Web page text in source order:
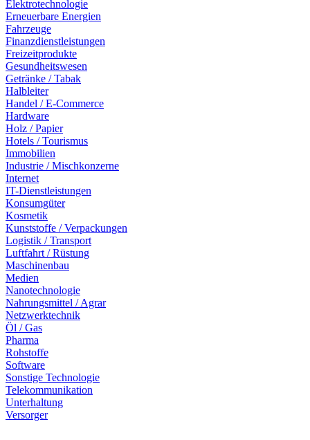
Elektrotechnologie
Erneuerbare Energien
Fahrzeuge
Finanzdienstleistungen
Freizeitprodukte
Gesundheitswesen
Getränke / Tabak
Halbleiter
Handel / E-Commerce
Hardware
Holz / Papier
Hotels / Tourismus
Immobilien
Industrie / Mischkonzerne
Internet
IT-Dienstleistungen
Konsumgüter
Kosmetik
Kunststoffe / Verpackungen
Logistik / Transport
Luftfahrt / Rüstung
Maschinenbau
Medien
Nanotechnologie
Nahrungsmittel / Agrar
Netzwerktechnik
Öl / Gas
Pharma
Rohstoffe
Software
Sonstige Technologie
Telekommunikation
Unterhaltung
Versorger